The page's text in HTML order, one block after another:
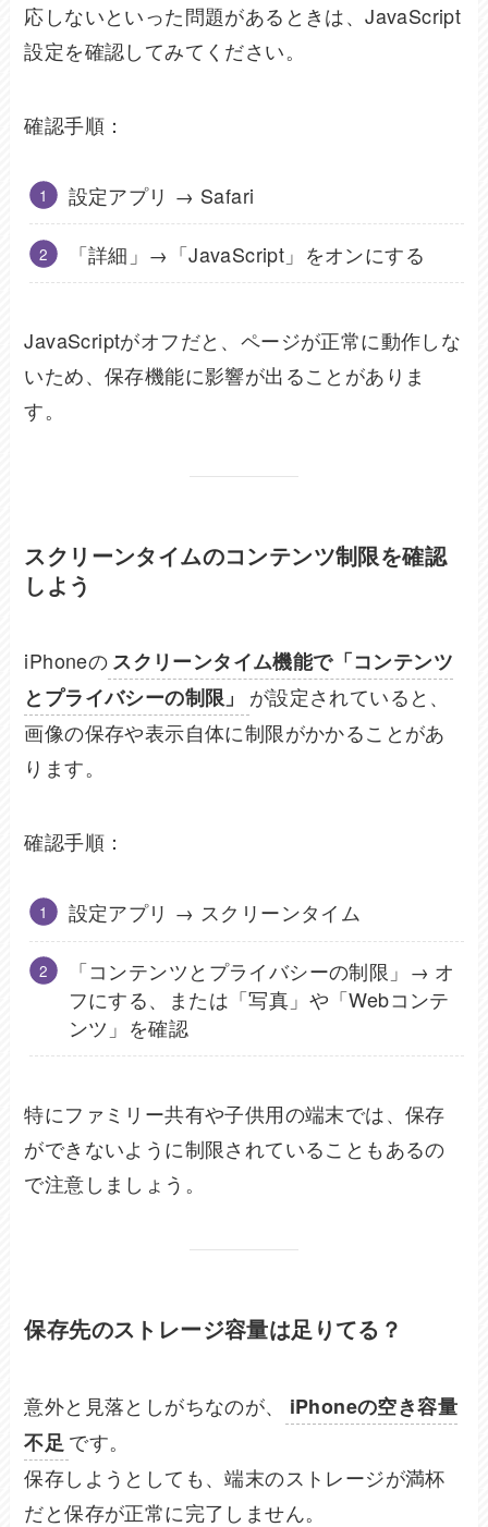
応しないといった問題があるときは、JavaScript
設定を確認してみてください。
確認手順：
設定アプリ → Safari
「詳細」→「JavaScript」をオンにする
JavaScriptがオフだと、ページが正常に動作しな
いため、保存機能に影響が出ることがありま
す。
スクリーンタイムのコンテンツ制限を確認
しよう
iPhoneのスクリーンタイム機能で「コンテンツ
とプライバシーの制限」
が設定されていると、
画像の保存や表示自体に制限がかかることがあ
ります。
確認手順：
設定アプリ → スクリーンタイム
「コンテンツとプライバシーの制限」→ オ
フにする、または「写真」や「Webコンテ
ンツ」を確認
特にファミリー共有や子供用の端末では、保存
ができないように制限されていることもあるの
で注意しましょう。
保存先のストレージ容量は足りてる？
意外と見落としがちなのが、
iPhoneの空き容量
不足です。
保存しようとしても、端末のストレージが満杯
だと保存が正常に完了しません。